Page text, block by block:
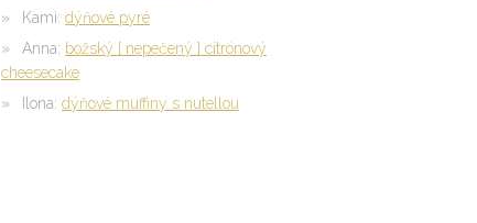
Kami: dýňové pyré
Anna: božský { nepečený } citrónový
cheesecake
Ilona: dýňové muffiny s nutellou